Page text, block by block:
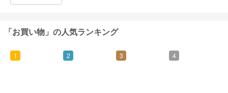
「お買い物」の人気ランキング
1 2 3 4